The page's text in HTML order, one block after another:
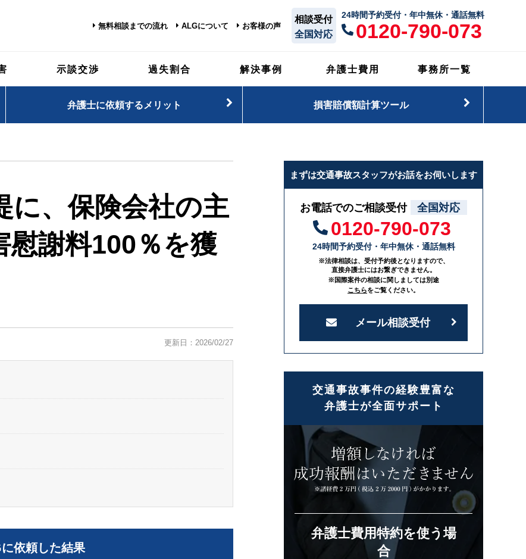
無料相談までの流れ ALGについて お客様の声
相談受付
全国対応
24時間予約受付・年中無休・通話無料
0120-790-073
示談交渉 過失割合 解決事例 弁護士費用 事務所一覧
弁護士に依頼するメリット 損害賠償額計算ツール
に、保険会社の主
慰謝料100％を獲
更新日：2026/02/27
依頼した結果
まずは交通事故スタッフがお話をお伺いします
お電話でのご相談受付 全国対応
0120-790-073
24時間予約受付・年中無休・通話無料
※法律相談は、受付予約後となりますので、
直接弁護士にはお繋ぎできません。
※国際案件の相談に関しましては別途
こちらをご覧ください。
メール相談受付
交通事故事件の経験豊富な
弁護士が全面サポート
弁護士費用特約を使う場
合